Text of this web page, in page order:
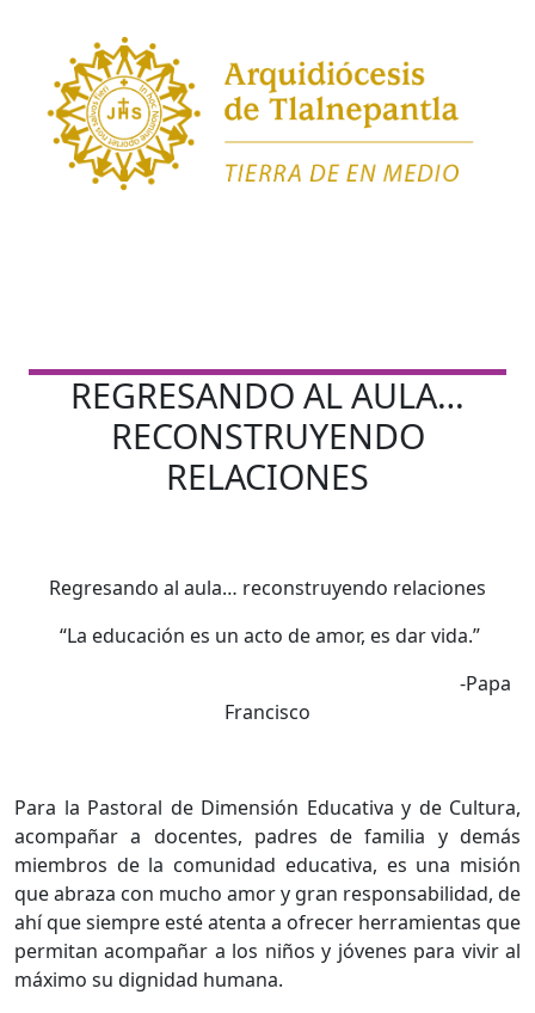
REGRESANDO AL AULA…
RECONSTRUYENDO
RELACIONES
Regresando al aula… reconstruyendo relaciones
“La educación es un acto de amor, es dar vida.”
-Papa
Francisco
Para la Pastoral de Dimensión Educativa y de Cultura,
acompañar a docentes, padres de familia y demás
miembros de la comunidad educativa, es una misión
que abraza con mucho amor y gran responsabilidad, de
ahí que siempre esté atenta a ofrecer herramientas que
permitan acompañar a los niños y jóvenes para vivir al
máximo su dignidad humana.